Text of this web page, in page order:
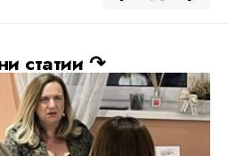
статии ↷